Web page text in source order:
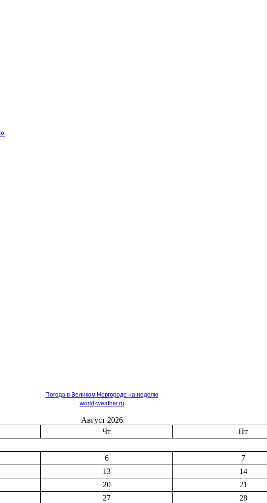
Погода в Великом Новгороде на неделю
world-weather.ru
Август 2026
Чт Пт
6
7
13
14
20
21
27 28